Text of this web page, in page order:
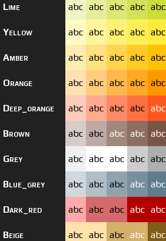
Lime abc abc abc abc abc
Yellow abc abc abc abc abc
Amber abc abc abc abc abc
Orange abc abc abc abc abc
Deep_orange abc abc abc abc abc
Brown abc abc abc abc abc
Grey abc abc abc abc abc
Blue_grey abc abc abc abc abc
Dark_red abc abc abc abc abc
Beige abc abc abc abc abc